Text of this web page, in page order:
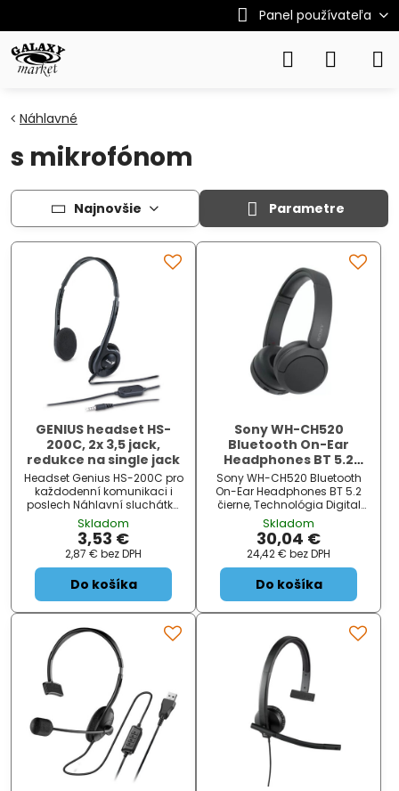
Panel používateľa
Náhlavné
s mikrofónom
Najnovšie Parametre
GENIUS headset HS-
200C, 2x 3,5 jack,
redukce na single jack
Headset Genius HS-200C pro
každodenní komunikaci i
poslech Náhlavní sluchátka
s mikrofonem Genius HS-
200C , která jsou vhodná pro
multimediální zábavu a on-
line komunikaci. Uplatní se při
sledování filmů, videí či hraní
her. Nastavitelný mikrofon p...
Skladom
3,53 €
2,87 € bez DPH
Do košíka
Sony WH-CH520
Bluetooth On-Ear
Headphones BT 5.2
Black EU
Sony WH-CH520 Bluetooth
On-Ear Headphones BT 5.2
čierne, Technológia Digital
Sound Enhancement Engine
(DSEE) obnovuje harmonické
tóny a živosť stratené počas
typickej kompresie hudby, a
tým dosahuje autentickejší
zvuk
Skladom
30,04 €
24,42 € bez DPH
Do košíka